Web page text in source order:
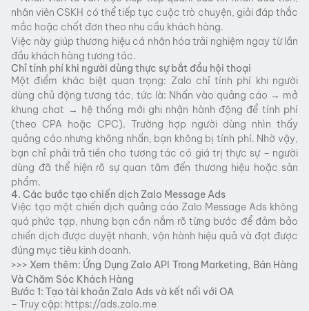
nhân viên CSKH có thể tiếp tục cuộc trò chuyện, giải đáp thắc
mắc hoặc chốt đơn theo nhu cầu khách hàng.
Việc này giúp thương hiệu cá nhân hóa trải nghiệm ngay từ lần
đầu khách hàng tương tác.
Chỉ tính phí khi người dùng thực sự bắt đầu hội thoại
Một điểm khác biệt quan trọng: Zalo chỉ tính phí khi người
dùng chủ động tương tác, tức là: Nhấn vào quảng cáo → mở
khung chat → hệ thống mới ghi nhận hành động để tính phí
(theo CPA hoặc CPC). Trường hợp người dùng nhìn thấy
quảng cáo nhưng không nhấn, bạn không bị tính phí. Nhờ vậy,
bạn chỉ phải trả tiền cho tương tác có giá trị thực sự – người
dùng đã thể hiện rõ sự quan tâm đến thương hiệu hoặc sản
phẩm.
4. Các bước tạo chiến dịch Zalo Message Ads
Việc tạo một chiến dịch quảng cáo Zalo Message Ads không
quá phức tạp, nhưng bạn cần nắm rõ từng bước để đảm bảo
chiến dịch được duyệt nhanh, vận hành hiệu quả và đạt được
đúng mục tiêu kinh doanh.
>>> Xem thêm: Ứng Dụng Zalo API Trong Marketing, Bán Hàng
Và Chăm Sóc Khách Hàng
Bước 1: Tạo tài khoản Zalo Ads và kết nối với OA
– Truy cập: https://ads.zalo.me